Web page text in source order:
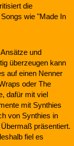
die
wie "Made In
und
überzeugen kann
auf einen Nenner
oder The
dafür mit viel
mit Synthies
von Synthies in
präsentiert.
fiel es